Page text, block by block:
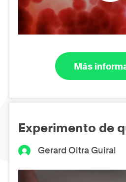
Más
Experimento de
Gerard Oltra Guiral